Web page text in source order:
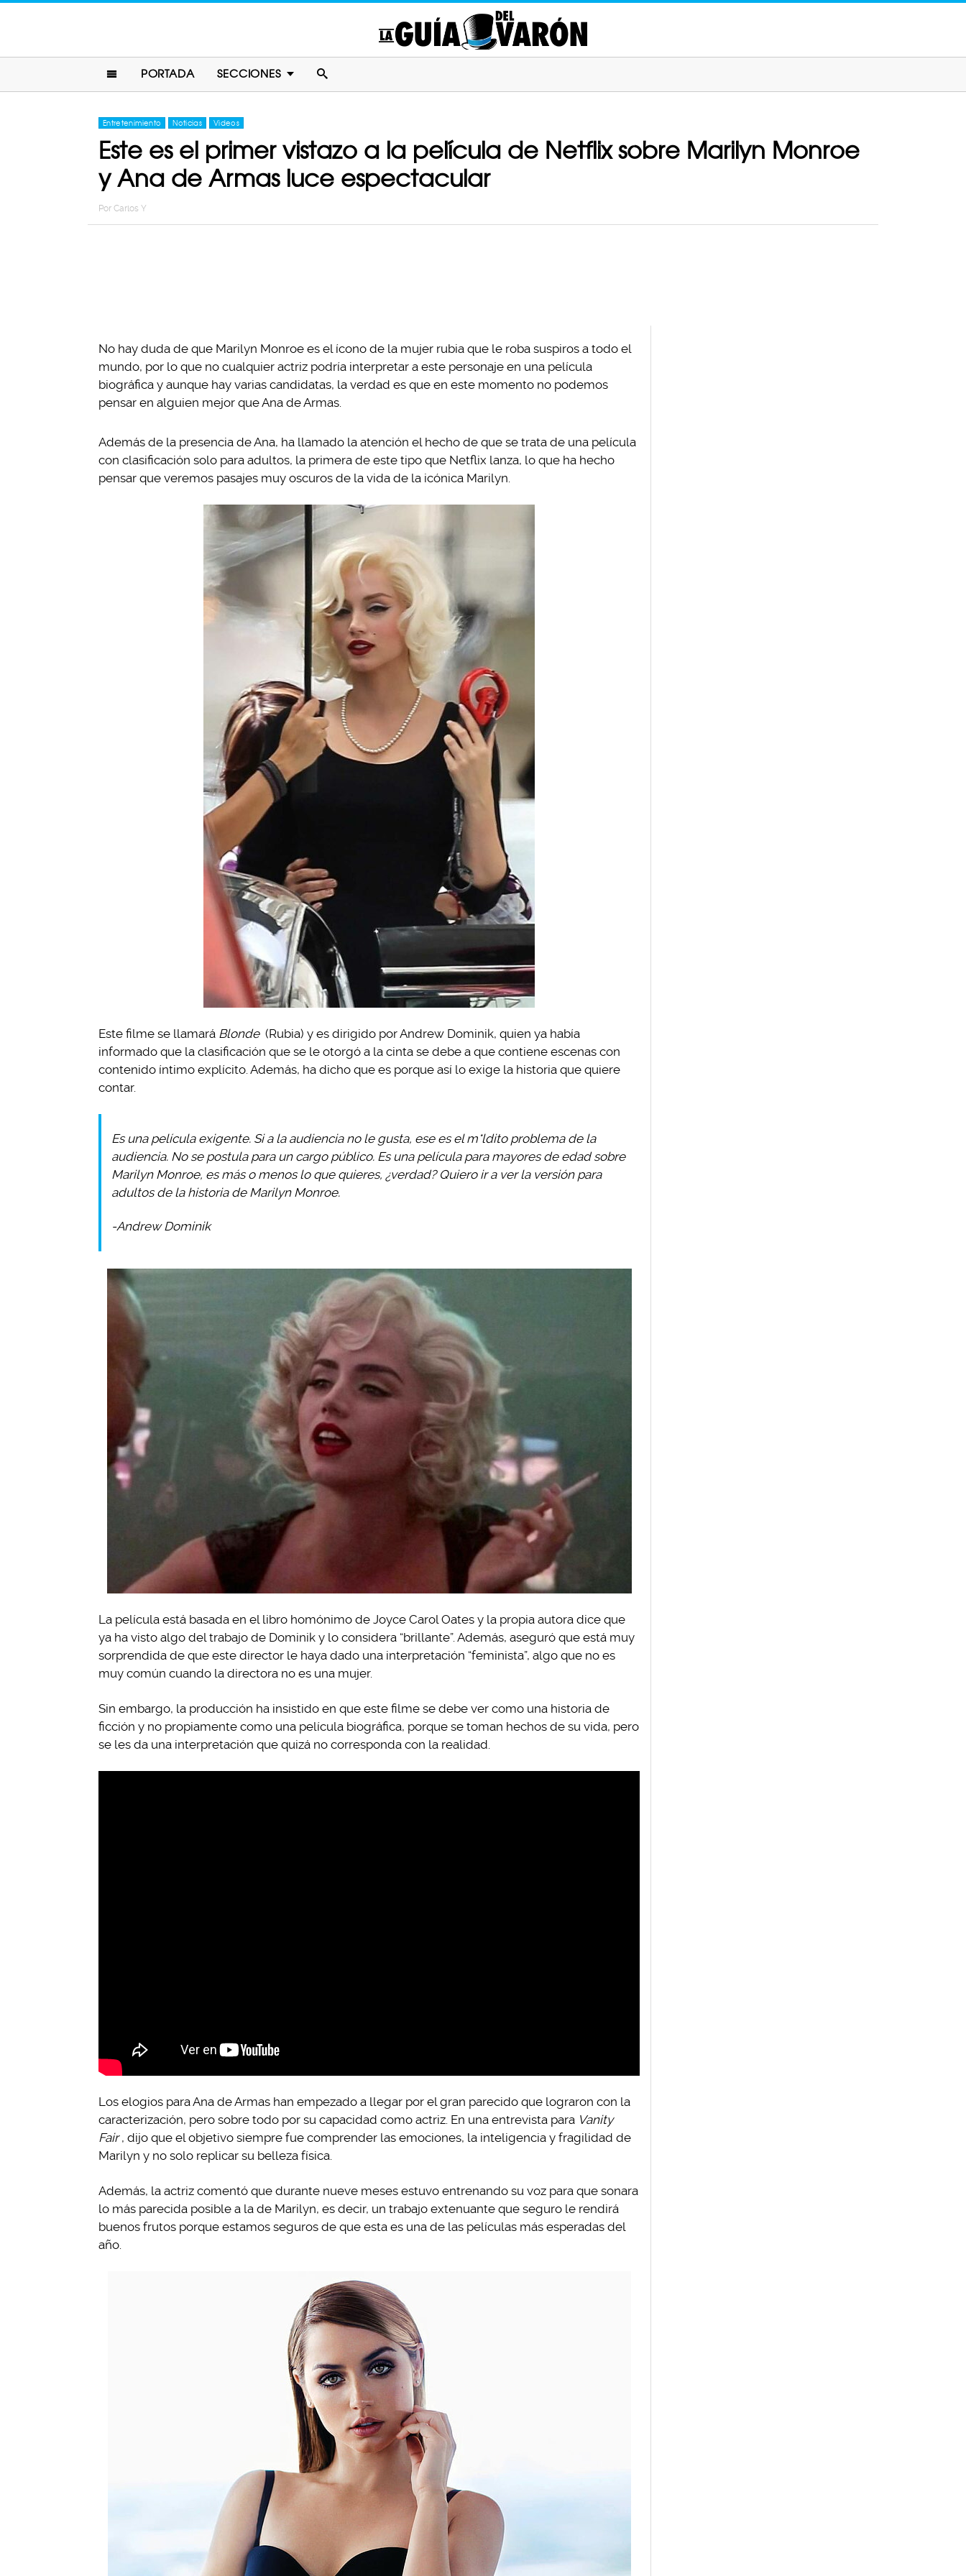
PORTADA SECCIONES
Entretenimiento Noticias Videos
Este es el primer vistazo a la película de Netflix sobre Marilyn Monroe
y Ana de Armas luce espectacular
Por Carlos Y
No hay duda de que Marilyn Monroe es el ícono de la mujer rubia que le roba suspiros a todo el
mundo, por lo que no cualquier actriz podría interpretar a este personaje en una película
biográfica y aunque hay varias candidatas, la verdad es que en este momento no podemos
pensar en alguien mejor que Ana de Armas.
Además de la presencia de Ana, ha llamado la atención el hecho de que se trata de una película
con clasificación solo para adultos, la primera de este tipo que Netflix lanza, lo que ha hecho
pensar que veremos pasajes muy oscuros de la vida de la icónica Marilyn.
Este filme se llamará Blonde (Rubia) y es dirigido por Andrew Dominik, quien ya había
informado que la clasificación que se le otorgó a la cinta se debe a que contiene escenas con
contenido íntimo explícito. Además, ha dicho que es porque así lo exige la historia que quiere
contar.
Es una película exigente. Si a la audiencia no le gusta, ese es el m*ldito problema de la
audiencia. No se postula para un cargo público. Es una película para mayores de edad sobre
Marilyn Monroe, es más o menos lo que quieres, ¿verdad? Quiero ir a ver la versión para
adultos de la historia de Marilyn Monroe.
-Andrew Dominik
La película está basada en el libro homónimo de Joyce Carol Oates y la propia autora dice que
ya ha visto algo del trabajo de Dominik y lo considera “brillante”. Además, aseguró que está muy
sorprendida de que este director le haya dado una interpretación “feminista”, algo que no es
muy común cuando la directora no es una mujer.
Sin embargo, la producción ha insistido en que este filme se debe ver como una historia de
ficción y no propiamente como una película biográfica, porque se toman hechos de su vida, pero
se les da una interpretación que quizá no corresponda con la realidad.
Los elogios para Ana de Armas han empezado a llegar por el gran parecido que lograron con la
caracterización, pero sobre todo por su capacidad como actriz. En una entrevista para Vanity
Fair , dijo que el objetivo siempre fue comprender las emociones, la inteligencia y fragilidad de
Marilyn y no solo replicar su belleza física.
Además, la actriz comentó que durante nueve meses estuvo entrenando su voz para que sonara
lo más parecida posible a la de Marilyn, es decir, un trabajo extenuante que seguro le rendirá
buenos frutos porque estamos seguros de que esta es una de las películas más esperadas del
año.